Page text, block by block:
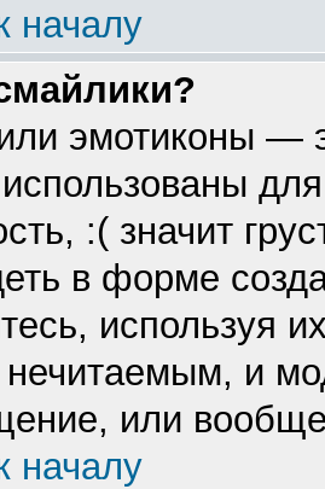
началу
эмотиконы —
:( значит
в форме
используя
и
или вообще
началу